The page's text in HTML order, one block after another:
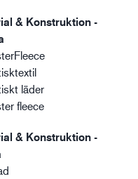
& Konstruktion -
läder
fleece
& Konstruktion -